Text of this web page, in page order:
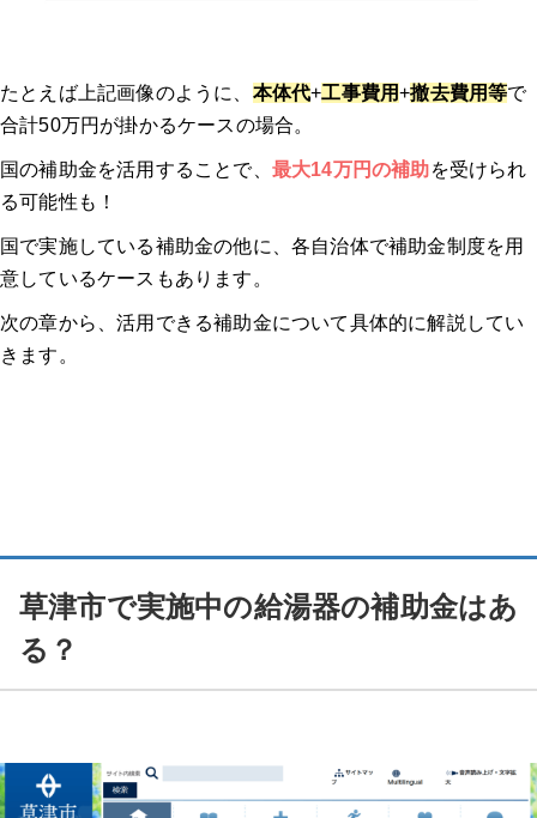
ガスペックの口コミ
エコキュート交換の窓口の特徴
エコキュート交換の窓口の口コミ
Q. 今使っている給湯器の撤去費用は補助金の対応ですか？
Q. 「給湯省エネ2026」と「賃貸集合給湯省エネ2026」は併用で
きますか？
たとえば上記画像のように、 本体代+工事費用+撤去費用等で
合計50万円が掛かるケースの場合。
国の補助金を活用することで、 最大14万円の補助を受けられ
る可能性も！
国で実施している補助金の他に、各自治体で補助金制度を用
意しているケースもあります。
次の章から、活用できる補助金について具体的に解説してい
きます。
草津市で実施中の給湯器の補助金はあ
る？